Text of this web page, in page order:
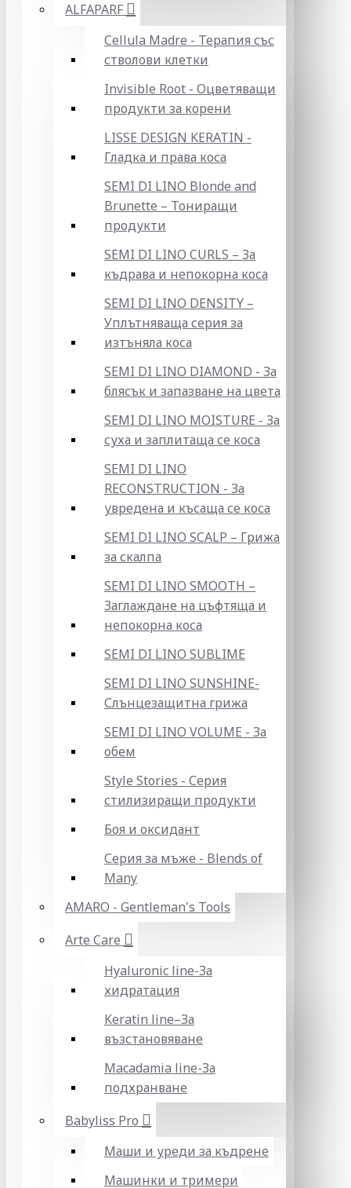
ALFAPARF
Cellula Madre - Терапия със
стволови клетки
Invisible Root - Оцветяващи
продукти за корени
LISSE DESIGN KERATIN -
Гладка и права коса
SEMI DI LINO Blonde and
Brunette – Тониращи
продукти
SEMI DI LINO CURLS – За
къдрава и непокорна коса
SEMI DI LINO DENSITY –
Уплътняваща серия за
изтъняла коса
SEMI DI LINO DIAMOND - За
блясък и запазване на цвета
SEMI DI LINO MOISTURE - За
суха и заплитаща се коса
SEMI DI LINO
RECONSTRUCTION - За
увредена и късаща се коса
SEMI DI LINO SCALP – Грижа
за скалпа
SEMI DI LINO SMOOTH –
Заглаждане на цъфтяща и
непокорна коса
SEMI DI LINO SUBLIME
SEMI DI LINO SUNSHINE-
Слънцезащитна грижа
SEMI DI LINO VOLUME - За
обем
Style Stories - Серия
стилизиращи продукти
Боя и оксидант
Серия за мъже - Blends of
Many
AMARO - Gentleman's Tools
Arte Care
Hyaluronic line-За
хидратация
Keratin line–За
възстановяване
Macadamia line-За
подхранване
Babyliss Pro
Маши и уреди за къдрене
Машинки и тримери